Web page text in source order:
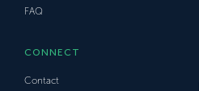
FAQ
CONNECT
Contact